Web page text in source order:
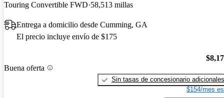
Touring Convertible FWD 58,513 millas
Entrega a domicilio desde Cumming, GA
El precio incluye envío de $175
Buena oferta
Sin tasas de concesionario adicionales
$154/mes